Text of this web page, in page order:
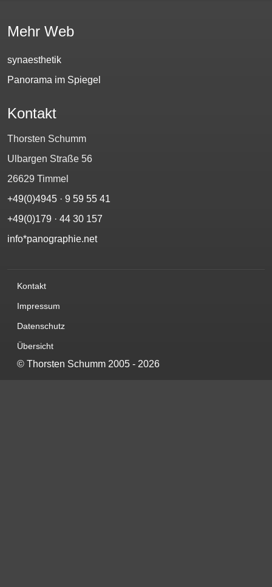
Mehr Web
synaesthetik
Panorama im Spiegel
Kontakt
Thorsten Schumm
Ulbargen Straße 56
26629 Timmel
+49(0)4945 · 9 59 55 41
+49(0)179 · 44 30 157‬
info*panographie.net
Kontakt
Impressum
Datenschutz
Übersicht
© Thorsten Schumm 2005 - 2026